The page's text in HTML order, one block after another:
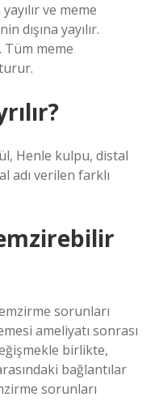
ve meme
dışına yayılır.
Tüm meme
Henle kulpu, distal
adı verilen farklı
sorunları
ameliyatı sonrası
birlikte,
bağlantılar
sorunları